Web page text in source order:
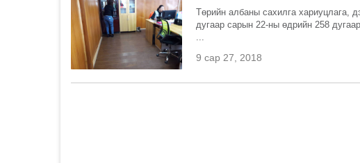
Төрийн албаны сахилга хариуцлага,
дугаар сарын 22-ны өдрийн 258
...
9 сар 27, 2018